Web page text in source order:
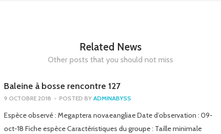
Related News
Other posts that you should not miss
Baleine à bosse rencontre 127
9 OCTOBRE 2018 - POSTED BY ADMINABYSS
Espèce observé : Megaptera novaeangliae Date d’observation : 09-
oct-18 Fiche espèce Caractéristiques du groupe : Taille minimale